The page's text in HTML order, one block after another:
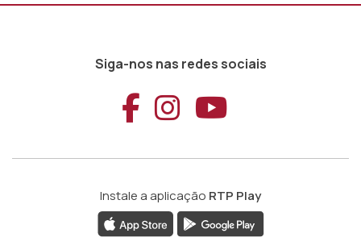
Siga-nos nas redes sociais
Aceder ao
Aceder ao
Aceder
Instale a aplicação RTP Play